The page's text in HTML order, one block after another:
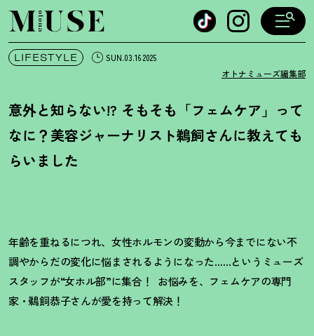
オトナミューズ ウェブ
LIFESTYLE SUN.03.16 2025
オトナミューズ編集部
意外と知らない!? そもそも「フェムケア」って
なに ？ 美容ジャーナリスト鵜飼さんに教えても
らいました
年齢を重ねるにつれ、女性ホルモンの変動から今までにない不
調やからだの変化に悩まされるようになった……というミューズ
スタッフが“女ホル部”に集合！
お悩みを、フェムケアの専門
家・鵜飼恭子さんが愛を持って解決 ！